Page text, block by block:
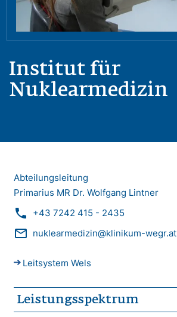
Institut für
Nuklearmedizin
Abteilungsleitung
Primarius MR Dr. Wolfgang Lintner
phone +43 7242 415 - 2435
mail_outline nuklearmedizin@klinikum-wegr.at
Leitsystem Wels
Leistungsspektrum